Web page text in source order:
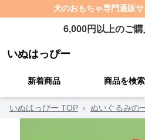
犬のおもちゃ専門通販サ
6,000円以上のご
いぬはっぴー
新着商品 商品を検索
いぬはっぴー TOP › ぬいぐるみの